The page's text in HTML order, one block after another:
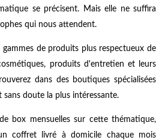
se précisent. Mais elle ne suffira
qui nous attendent.
de produits plus respectueux de
produits d'entretien et leurs
dans des boutiques spécialisées
sans doute la plus intéressante.
box mensuelles sur cette thématique,
coffret livré à domicile chaque mois